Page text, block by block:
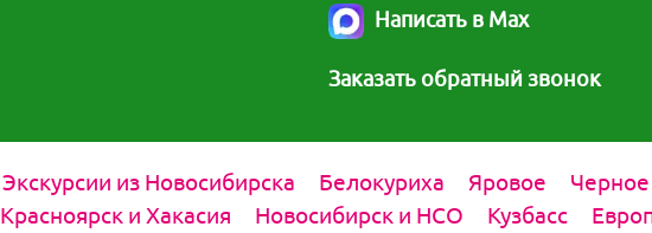
Написать в Max
Заказать обратный звонок
Экскурсии из Новосибирска Белокуриха Яровое
Красноярск и Хакасия Новосибирск и НСО Кузбасс